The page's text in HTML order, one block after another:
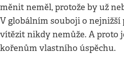
měnit neměl, protože by už
V globálním souboji o nejnižší
vítězit nikdy nemůže. A proto
kořenům vlastního úspěchu.